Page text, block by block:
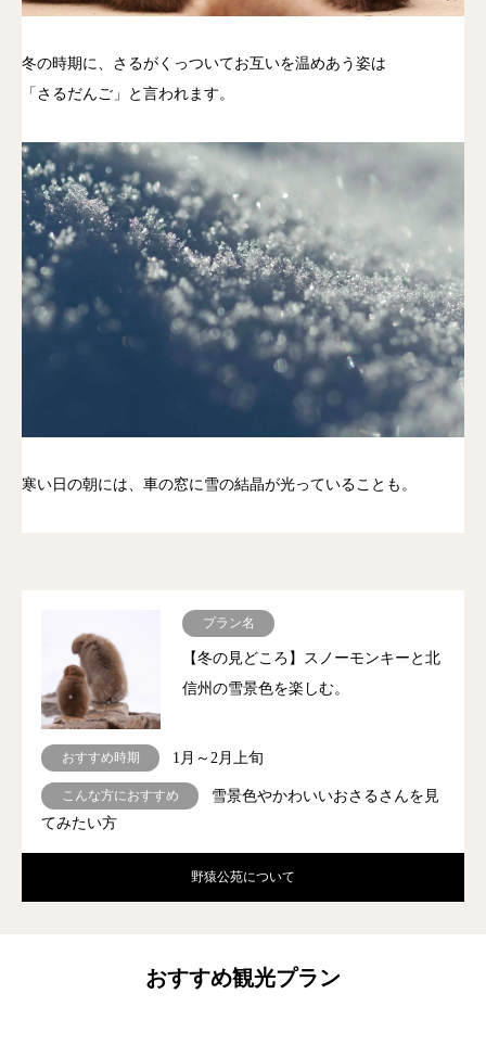
冬の時期に、さるがくっついてお互いを温めあう姿は
「さるだんご」と言われます。
寒い日の朝には、車の窓に雪の結晶が光っていることも。
プラン名
【冬の見どころ】スノーモンキーと北
信州の雪景色を楽しむ。
おすすめ時期 1月～2月上旬
こんな方におすすめ
雪景色やかわいいおさるさんを見
てみたい方
野猿公苑について
おすすめ観光プラン